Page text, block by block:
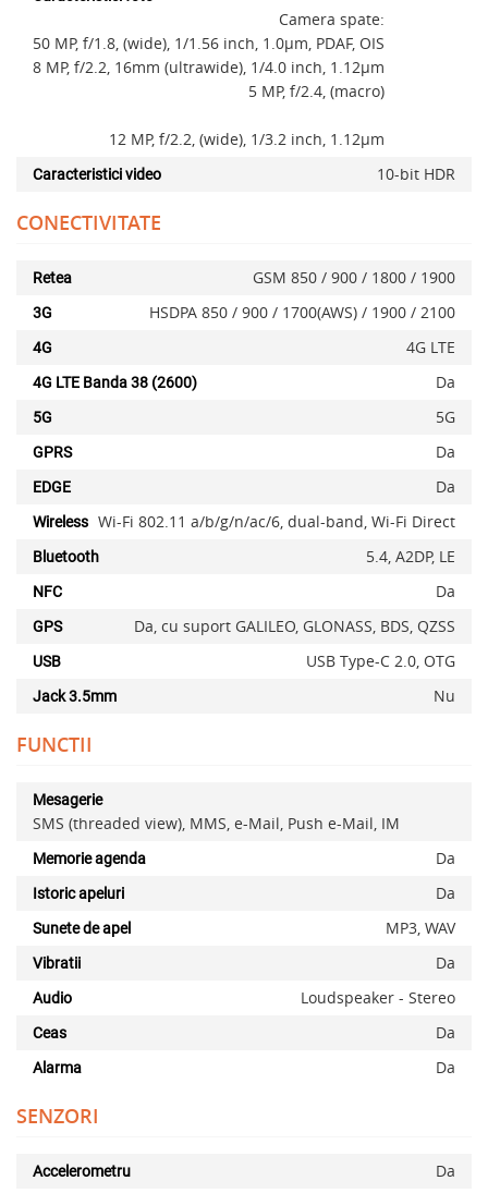
Camera spate:
50 MP, f/1.8, (wide), 1/1.56 inch, 1.0µm, PDAF, OIS
8 MP, f/2.2, 16mm (ultrawide), 1/4.0 inch, 1.12µm
5 MP, f/2.4, (macro)
12 MP, f/2.2, (wide), 1/3.2 inch, 1.12µm
Caracteristici video 10-bit HDR
CONECTIVITATE
Retea GSM 850 / 900 / 1800 / 1900
3G HSDPA 850 / 900 / 1700(AWS) / 1900 / 2100
4G 4G LTE
4G LTE Banda 38 (2600) Da
5G 5G
GPRS Da
EDGE Da
Wireless Wi-Fi 802.11 a/b/g/n/ac/6, dual-band, Wi-Fi Direct
Bluetooth 5.4, A2DP, LE
NFC Da
GPS Da, cu suport GALILEO, GLONASS, BDS, QZSS
USB USB Type-C 2.0, OTG
Jack 3.5mm Nu
FUNCTII
Mesagerie
SMS (threaded view), MMS, e-Mail, Push e-Mail, IM
Memorie agenda Da
Istoric apeluri Da
Sunete de apel MP3, WAV
Vibratii Da
Audio Loudspeaker - Stereo
Ceas Da
Alarma Da
SENZORI
Accelerometru Da